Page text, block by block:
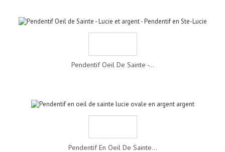
Pendentif Oeil De Sainte -...
Pendentif En Oeil De Sainte...